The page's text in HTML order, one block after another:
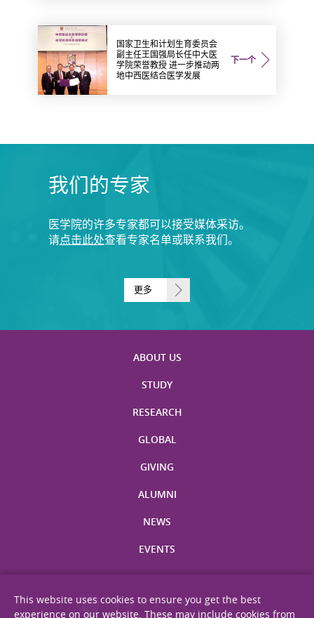
下一个
国家卫生和计划生育委员会
副主任王国强局长任中大医
学院荣誉教授 进一步推动两
地中西医结合医学发展
我们的专家
医学院的许多专家都可以接受媒体采访。
请点击此处查看专家名单或联系我们。
更多
ABOUT US
STUDY
RESEARCH
GLOBAL
GIVING
ALUMNI
NEWS
EVENTS
This website uses cookies to ensure you get the best
experience on our website. These may include cookies from